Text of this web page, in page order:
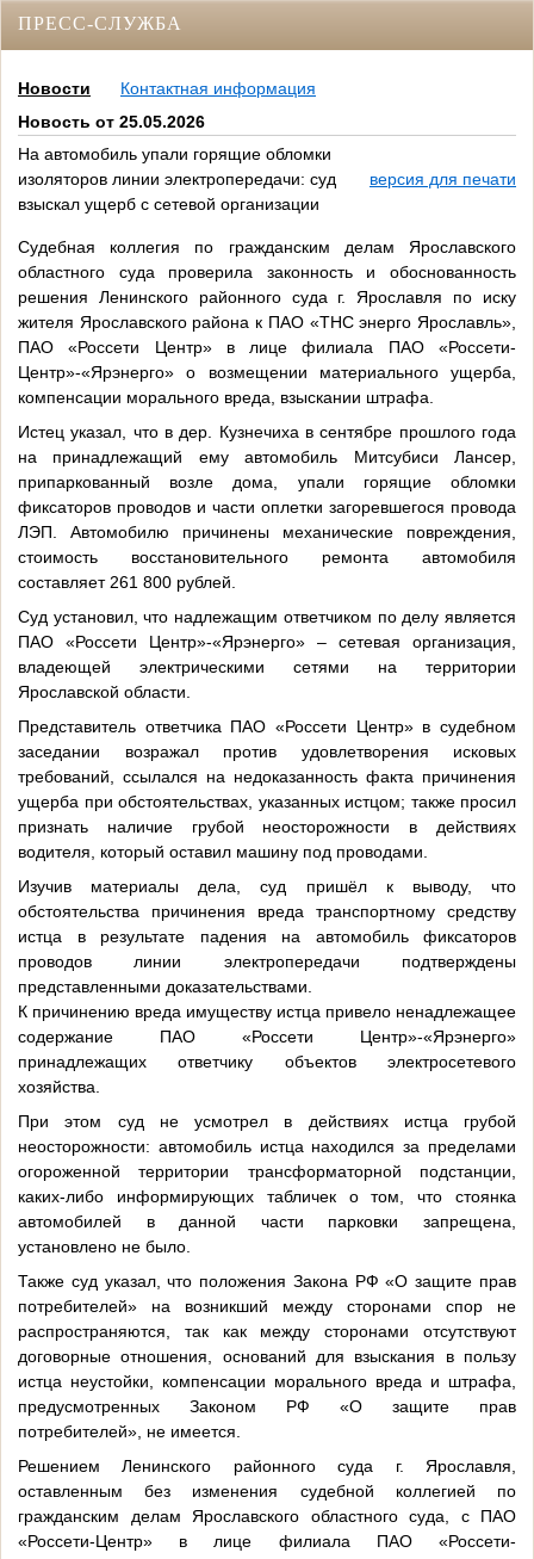
ПРЕСС-СЛУЖБА
Новости
Контактная информация
Новость от 25.05.2026
На автомобиль упали горящие обломки
изоляторов линии электропередачи: суд
взыскал ущерб с сетевой организации
версия для печати
Судебная коллегия по гражданским делам Ярославского
областного суда проверила законность и обоснованность
решения Ленинского районного суда г. Ярославля по иску
жителя Ярославского района к ПАО «ТНС энерго Ярославль»,
ПАО «Россети Центр» в лице филиала ПАО «Россети-
Центр»-«Ярэнерго» о возмещении материального ущерба,
компенсации морального вреда, взыскании штрафа.
Истец указал, что в дер. Кузнечиха в сентябре прошлого года
на принадлежащий ему автомобиль Митсубиси Лансер,
припаркованный возле дома, упали горящие обломки
фиксаторов проводов и части оплетки загоревшегося провода
ЛЭП. Автомобилю причинены механические повреждения,
стоимость восстановительного ремонта автомобиля
составляет 261 800 рублей.
Суд установил, что надлежащим ответчиком по делу является
ПАО «Россети Центр»-«Ярэнерго» – сетевая организация,
владеющей электрическими сетями на территории
Ярославской области.
Представитель ответчика ПАО «Россети Центр» в судебном
заседании возражал против удовлетворения исковых
требований, ссылался на недоказанность факта причинения
ущерба при обстоятельствах, указанных истцом; также просил
признать наличие грубой неосторожности в действиях
водителя, который оставил машину под проводами.
Изучив материалы дела, суд пришёл к выводу, что
обстоятельства причинения вреда транспортному средству
истца в результате падения на автомобиль фиксаторов
проводов линии электропередачи подтверждены
представленными доказательствами.
К причинению вреда имуществу истца привело ненадлежащее
содержание ПАО «Россети Центр»-«Ярэнерго»
принадлежащих ответчику объектов электросетевого
хозяйства.
При этом суд не усмотрел в действиях истца грубой
неосторожности: автомобиль истца находился за пределами
огороженной территории трансформаторной подстанции,
каких-либо информирующих табличек о том, что стоянка
автомобилей в данной части парковки запрещена,
установлено не было.
Также суд указал, что положения Закона РФ «О защите прав
потребителей» на возникший между сторонами спор не
распространяются, так как между сторонами отсутствуют
договорные отношения, оснований для взыскания в пользу
истца неустойки, компенсации морального вреда и штрафа,
предусмотренных Законом РФ «О защите прав
потребителей», не имеется.
Решением Ленинского районного суда г. Ярославля,
оставленным без изменения судебной коллегией по
гражданским делам Ярославского областного суда, с ПАО
«Россети-Центр» в лице филиала ПАО «Россети-